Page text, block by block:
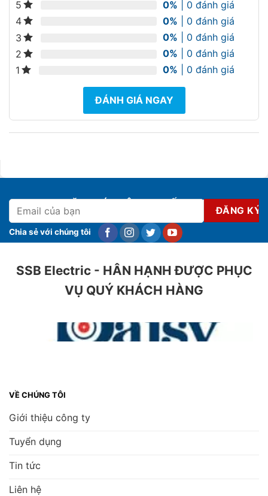
5 0% | 0 đánh giá
4
0% | 0 đánh giá
3
0% | 0 đánh giá
2
0% | 0 đánh giá
1
0% | 0 đánh giá
ĐÁNH GIÁ NGAY
ĐĂNG KÝ NHẬN KHUYẾN MẠI
Chia sẻ với chúng tôi
SSB Electric - HÂN HẠNH ĐƯỢC PHỤC
VỤ QUÝ KHÁCH HÀNG
VỀ CHÚNG TÔI
Giới thiệu công ty
Tuyển dụng
Tin tức
Liên hệ